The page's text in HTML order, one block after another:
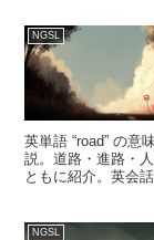
NGSL
英単語 “road” の意
説。道路・進路・
ともに紹介。英会
NGSL